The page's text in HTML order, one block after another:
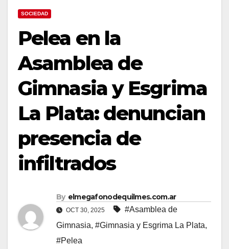
SOCIEDAD
Pelea en la
Asamblea de
Gimnasia y Esgrima
La Plata: denuncian
presencia de
infiltrados
By elmegafonodequilmes.com.ar
OCT 30, 2025
#Asamblea de
Gimnasia, #Gimnasia y Esgrima La Plata,
#Pelea